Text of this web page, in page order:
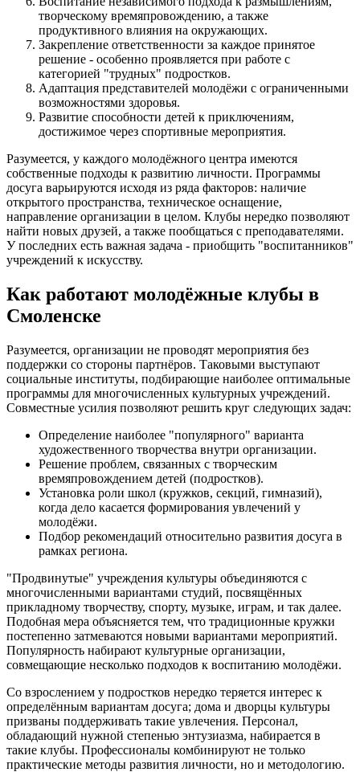
творческому времяпровождению, а также
продуктивного влияния на окружающих.
Закрепление ответственности за каждое принятое
решение - особенно проявляется при работе с
категорией "трудных" подростков.
Адаптация представителей молодёжи с ограниченными
возможностями здоровья.
Развитие способности детей к приключениям,
достижимое через спортивные мероприятия.
Разумеется, у каждого молодёжного центра имеются
собственные подходы к развитию личности. Программы
досуга варьируются исходя из ряда факторов: наличие
открытого пространства, техническое оснащение,
направление организации в целом. Клубы нередко позволяют
найти новых друзей, а также пообщаться с преподавателями.
У последних есть важная задача - приобщить "воспитанников"
учреждений к искусству.
Как работают молодёжные клубы в
Смоленске
Разумеется, организации не проводят мероприятия без
поддержки со стороны партнёров. Таковыми выступают
социальные институты, подбирающие наиболее оптимальные
программы для многочисленных культурных учреждений.
Совместные усилия позволяют решить круг следующих задач:
Определение наиболее "популярного" варианта
художественного творчества внутри организации.
Решение проблем, связанных с творческим
времяпровождением детей (подростков).
Установка роли школ (кружков, секций, гимназий),
когда дело касается формирования увлечений у
молодёжи.
Подбор рекомендаций относительно развития досуга в
рамках региона.
"Продвинутые" учреждения культуры объединяются с
многочисленными вариантами студий, посвящённых
прикладному творчеству, спорту, музыке, играм, и так далее.
Подобная мера объясняется тем, что традиционные кружки
постепенно затмеваются новыми вариантами мероприятий.
Популярность набирают культурные организации,
совмещающие несколько подходов к воспитанию молодёжи.
Со взрослением у подростков нередко теряется интерес к
определённым вариантам досуга; дома и дворцы культуры
призваны поддерживать такие увлечения. Персонал,
обладающий нужной степенью энтузиазма, набирается в
такие клубы. Профессионалы комбинируют не только
практические методы развития личности, но и методологию.